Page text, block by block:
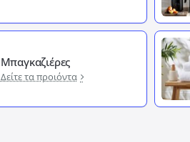
Μπαγκαζιέρες
Δείτε τα προιόντα